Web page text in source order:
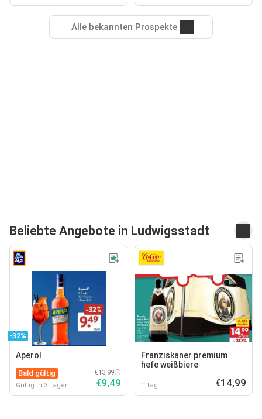
Alle bekannten Prospekte
Beliebte Angebote in Ludwigsstadt
-32%
Aperol
Bald gültig
Gültig in 3 Tagen
€13,99
€9,49
Franziskaner premium
hefe weißbiere
1 Tag €14,99